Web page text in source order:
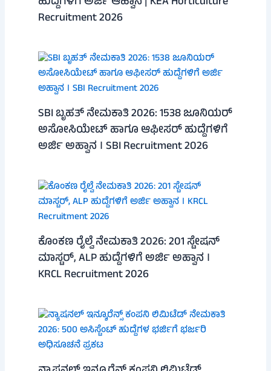
Recruitment 2026
SBI ಬೃಹತ್ ನೇಮಕಾತಿ 2026: 1538 ಜೂನಿಯರ್
ಅಸೋಸಿಯೇಟ್ ಹಾಗೂ ಆಫೀಸರ್ ಹುದ್ದೆಗಳಿಗೆ
ಅರ್ಜಿ ಅಹ್ವಾನ । SBI Recruitment 2026
ಕೊಂಕಣ ರೈಲ್ವೆ ನೇಮಕಾತಿ 2026: 201 ಸ್ಟೇಷನ್
ಮಾಸ್ಟರ್, ALP ಹುದ್ದೆಗಳಿಗೆ ಅರ್ಜಿ ಅಹ್ವಾನ ।
KRCL Recruitment 2026